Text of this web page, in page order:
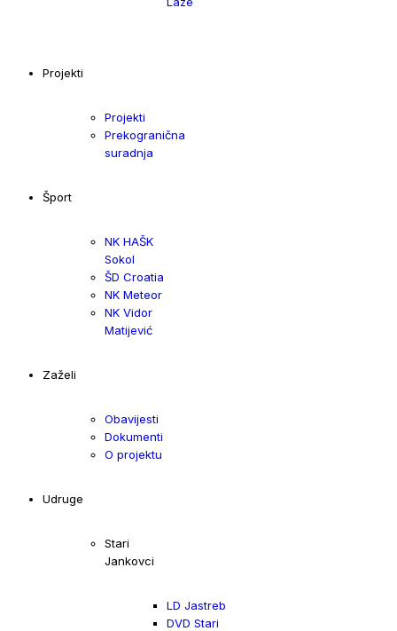
Projekti
Projekti
Prekogranična
suradnja
Šport
NK HAŠK
Sokol
ŠD Croatia
NK Meteor
NK Vidor
Matijević
Zaželi
Obavijesti
Dokumenti
O projektu
Udruge
Stari
Jankovci
LD Jastreb
DVD Stari